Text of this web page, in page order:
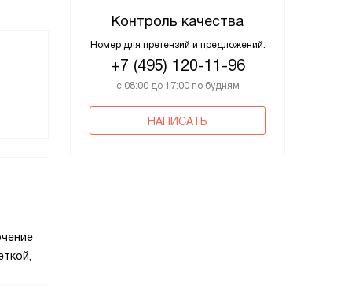
Контроль качества
Номер для претензий и предложений:
+7 (495) 120-11-96
с 08:00 до 17:00 по будням
НАПИСАТЬ